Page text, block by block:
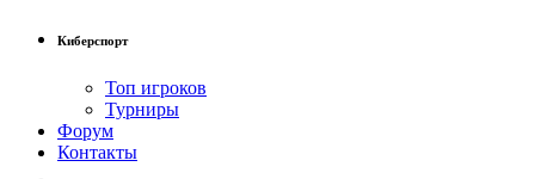
Киберспорт
Топ игроков
Турниры
Форум
Контакты